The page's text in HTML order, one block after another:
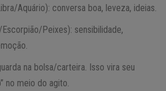
Aquário): conversa boa, leveza, ideias.
Peixes): sensibilidade,
na bolsa/carteira. Isso vira seu
no meio do agito.